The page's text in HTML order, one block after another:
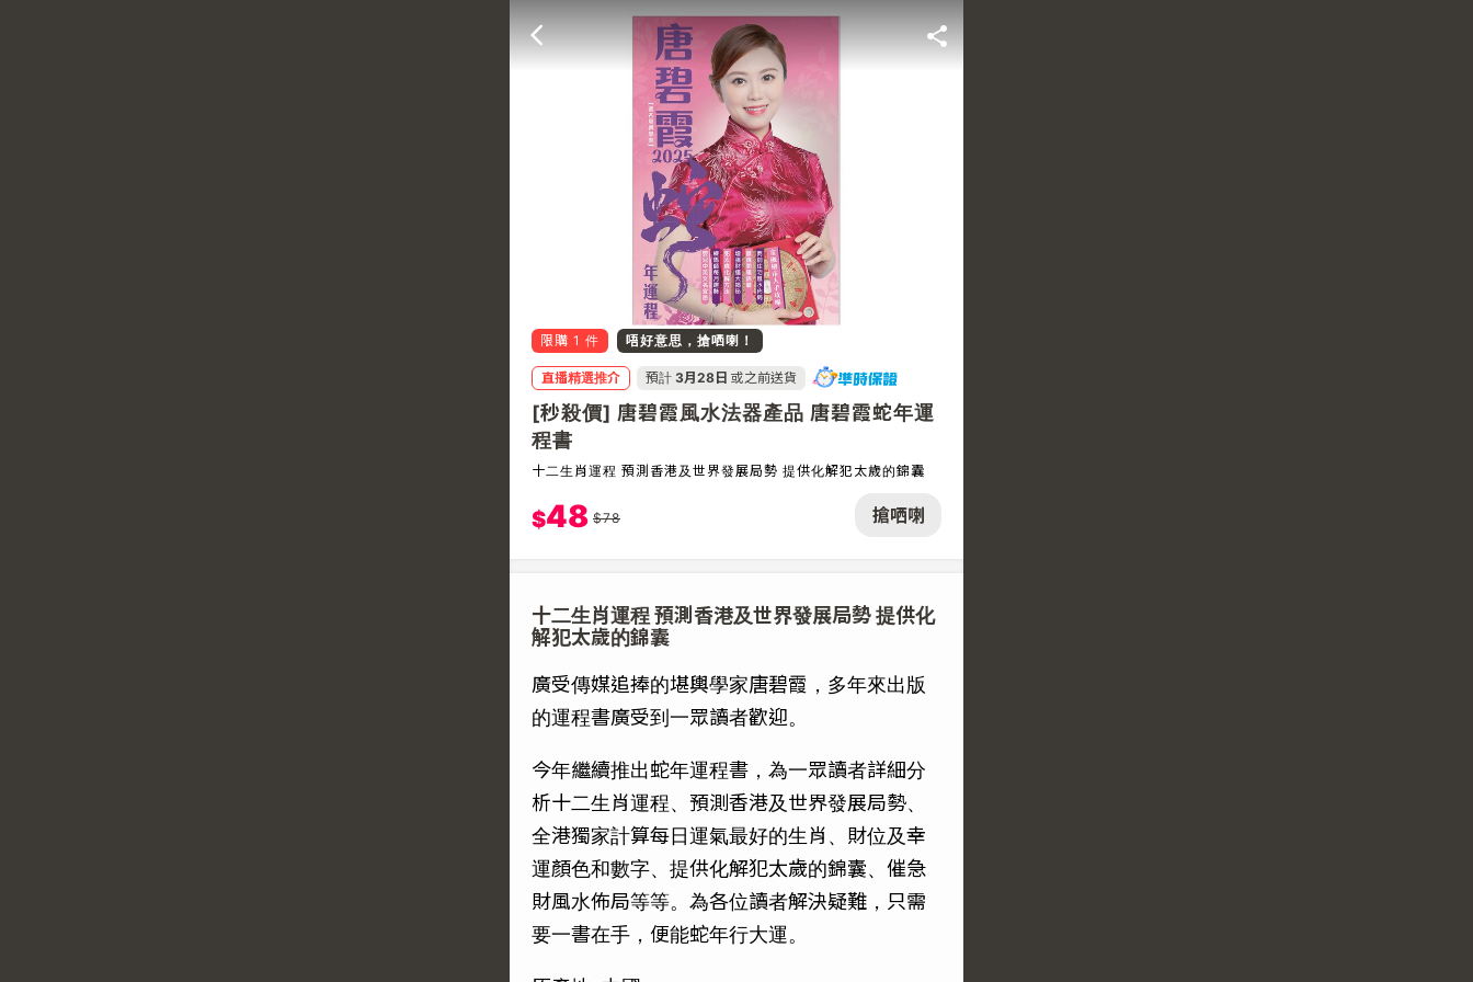
搶哂喇
限購 1 件 唔好意思，搶哂喇！
直播精選推介 預計 3月28日 或之前送貨
[秒殺價] 唐碧霞風水法器產品 唐碧霞蛇年運
程書
十二生肖運程 預測香港及世界發展局勢 提供化解犯太歲的錦囊
$48 $78
十二生肖運程 預測香港及世界發展局勢 提供化
解犯太歲的錦囊
廣受傳媒追捧的堪輿學家唐碧霞，多年來出版
的運程書廣受到一眾讀者歡迎。
今年繼續推出蛇年運程書，為一眾讀者詳細分
析十二生肖運程、預測香港及世界發展局勢、
全港獨家計算每日運氣最好的生肖、財位及幸
運顏色和數字、提供化解犯太歲的錦囊、催急
財風水佈局等等。為各位讀者解決疑難，只需
要一書在手，便能蛇年行大運。